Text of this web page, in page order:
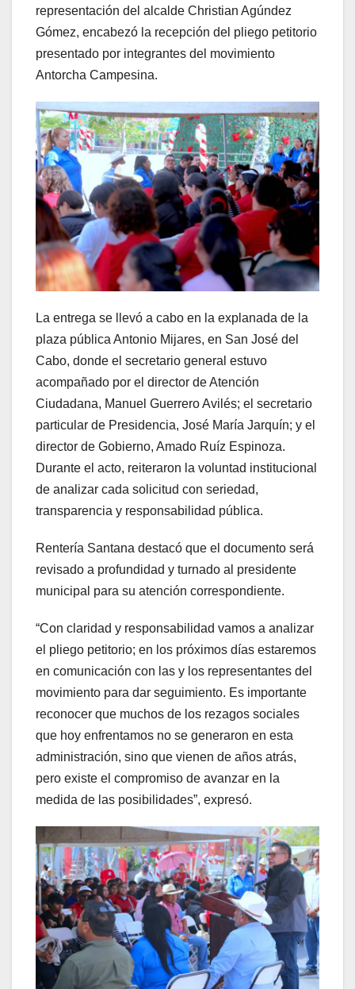
representación del alcalde Christian Agúndez
Gómez, encabezó la recepción del pliego petitorio
presentado por integrantes del movimiento
Antorcha Campesina.
La entrega se llevó a cabo en la explanada de la
plaza pública Antonio Mijares, en San José del
Cabo, donde el secretario general estuvo
acompañado por el director de Atención
Ciudadana, Manuel Guerrero Avilés; el secretario
particular de Presidencia, José María Jarquín; y el
director de Gobierno, Amado Ruíz Espinoza.
Durante el acto, reiteraron la voluntad institucional
de analizar cada solicitud con seriedad,
transparencia y responsabilidad pública.
Rentería Santana destacó que el documento será
revisado a profundidad y turnado al presidente
municipal para su atención correspondiente.
“Con claridad y responsabilidad vamos a analizar
el pliego petitorio; en los próximos días estaremos
en comunicación con las y los representantes del
movimiento para dar seguimiento. Es importante
reconocer que muchos de los rezagos sociales
que hoy enfrentamos no se generaron en esta
administración, sino que vienen de años atrás,
pero existe el compromiso de avanzar en la
medida de las posibilidades”, expresó.